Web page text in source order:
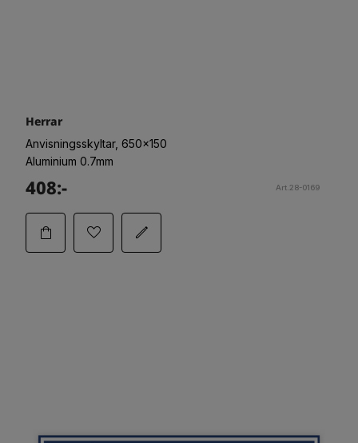
Herrar
Anvisningsskyltar, 650x150
Aluminium 0.7mm
408:- Art.28-0169